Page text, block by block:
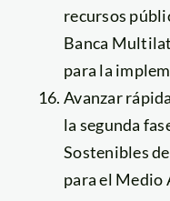
recursos
Banca
para la
Avanzar
la segunda
Sostenibles
para el Medio